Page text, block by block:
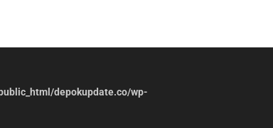
depokupdate.co/wp-